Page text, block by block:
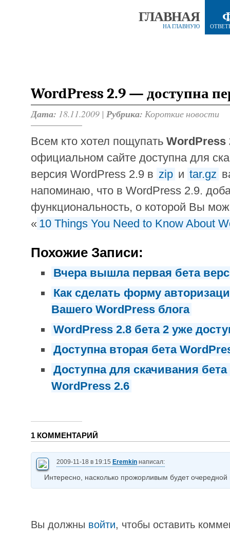
ГЛАВНАЯ
НА ГЛАВНУЮ
WordPress 2.9 — доступна
Дата: 18.11.2009 | Рубрика: Короткие новости
Всем кто хотел пощупать WordPress
официальном сайте доступна для
версия WordPress 2.9 в zip и tar.gz
напоминаю, что в WordPress 2.9.
функциональность, о которой Вы
« 10 Things You Need to Know About
Похожие Записи:
Вчера вышла первая бета
Как сделать форму
Вашего WordPress блога
WordPress 2.8 бета 2 уже
Доступна вторая бета
Доступна для скачивания
WordPress 2.6
1 КОММЕНТАРИЙ
2009-11-18 в 19:15 Eremkin написал:
Интересно, насколько прожорливым будет очередной
Вы должны войти, чтобы оставить